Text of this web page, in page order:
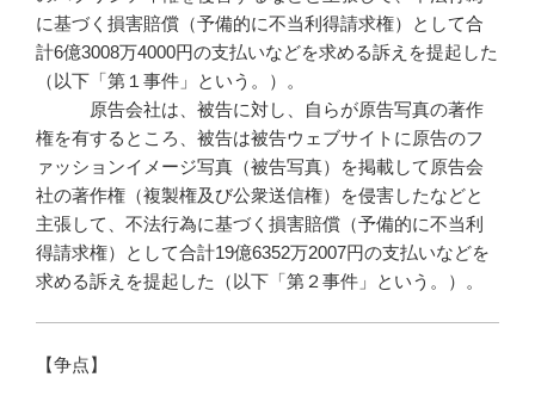
に基づく損害賠償（予備的に不当利得請求権）として合
計6億3008万4000円の支払いなどを求める訴えを提起した
（以下「第１事件」という。）。
原告会社は、被告に対し、自らが原告写真の著作
権を有するところ、被告は被告ウェブサイトに原告のフ
ァッションイメージ写真（被告写真）を掲載して原告会
社の著作権（複製権及び公衆送信権）を侵害したなどと
主張して、不法行為に基づく損害賠償（予備的に不当利
得請求権）として合計19億6352万2007円の支払いなどを
求める訴えを提起した（以下「第２事件」という。）。
【争点】